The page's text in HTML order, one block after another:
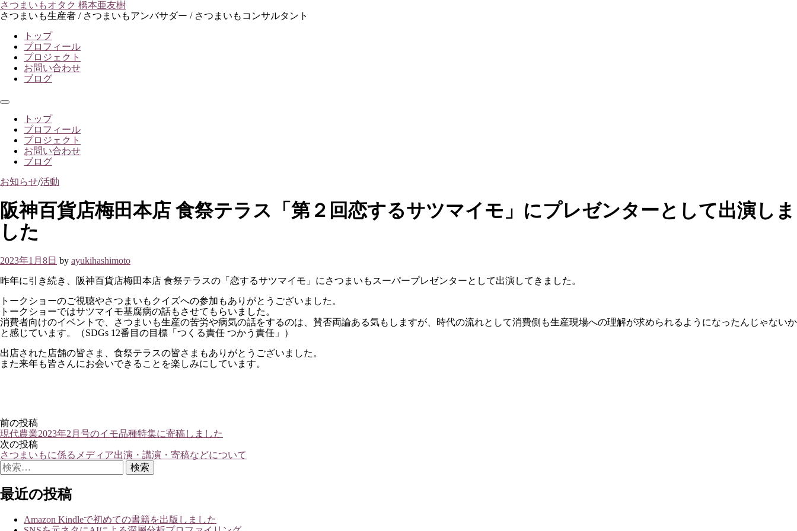
コ
ン
プ
さつまいもオタク 橋本亜友樹
さつまいも生産者 / さつまいもアンバサダー / さつまいもコンサルタント
トップ
プロフィール
プロジェクト
お問い合わせ
ブログ
メ
トップ
プロフィール
プロジェクト
お問い合わせ
ブログ
お知らせ/活動
阪神百貨店梅田本店 食祭テラス「第２回恋するサツマイモ」にプレゼンターとして出演しま
した
2023年1月8日 by ayukihashimoto
昨年に引き続き、阪神百貨店梅田本店 食祭テラスの「恋するサツマイモ」にさつまいもスーパープレゼンターとして出演してきました。
トークショーのご視聴やさつまいもクイズへの参加もありがとうございました。
トークショーではサツマイモ基腐病の話もさせてもらいました。
消費者向けのイベントで、さつまいも生産の苦労や病気の話をするのは、賛否両論ある気もしますが、時代の流れとして消費側も生産現場への理解が求められるようになったんじゃないか
と感じています。（SDGs 12番目の目標「つくる責任 つかう責任」）
出店された店舗の皆さま、食祭テラスの皆さまもありがとうございました。
また来年も皆さんにお会いできることを楽しみにしています。
投
稿
ナ
ビ
ゲ
ー
前の投稿
現代農業2023年2月号のイモ品種特集に寄稿しました
次の投稿
さつまいもに係るメディア出演・講演・寄稿などについて
検
索:
最近の投稿
Amazon Kindleで初めての書籍を出版しました